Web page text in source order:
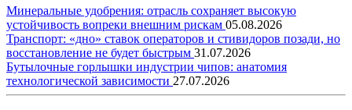
Минеральные удобрения: отрасль сохраняет высокую
устойчивость вопреки внешним рискам 05.08.2026
Транспорт: «дно» ставок операторов и стивидоров позади, но
восстановление не будет быстрым 31.07.2026
Бутылочные горлышки индустрии чипов: анатомия
технологической зависимости 27.07.2026